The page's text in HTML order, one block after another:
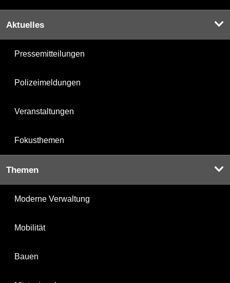
Aktuelles
Pressemitteilungen
Polizeimeldungen
Veranstaltungen
Fokusthemen
Themen
Moderne Verwaltung
Mobilität
Bauen